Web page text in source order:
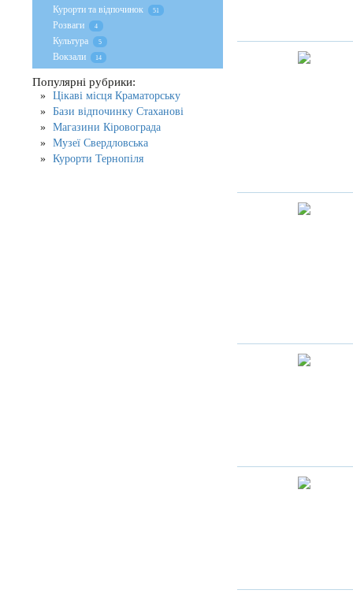
Курорти та відпочинок 51
Розваги 4
Культура 5
Вокзали 14
Популярні рубрики:
Цікаві місця Краматорську
Бази відпочинку Стаханові
Магазини Кіровограда
Музеї Свердловська
Курорти Тернопіля